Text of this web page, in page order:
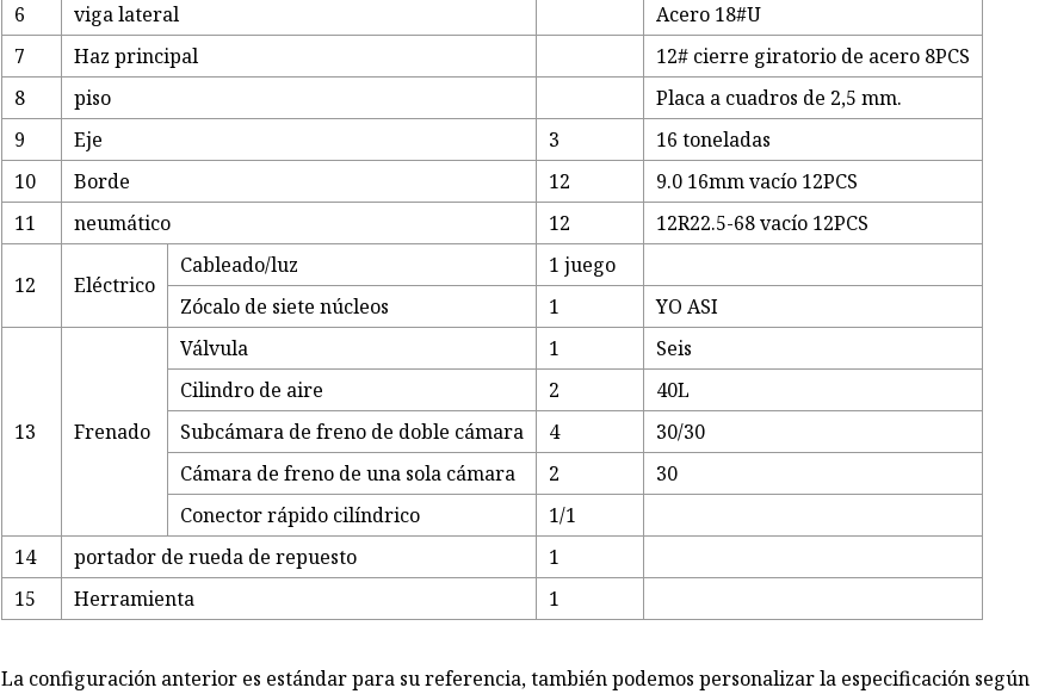
6
viga lateral
Acero 18#U
7
Haz principal
12# cierre giratorio de acero 8PCS
8
piso
Placa a cuadros de 2,5 mm.
9
Eje 3
16 toneladas
10
Borde 12
9.0 16mm vacío 12PCS
11
neumático 12 12R22.5-68 vacío 12PCS
12 Eléctrico
Cableado/luz
1 juego
Zócalo de siete núcleos
1 YO ASI
13 Frenado
Válvula 1
Seis
Cilindro de aire
2
40L
Subcámara de freno de doble cámara
4
30/30
Cámara de freno de una sola cámara
2
30
Conector rápido cilíndrico
1/1
14
portador de rueda de repuesto
1
15
Herramienta 1
La configuración anterior es estándar para su referencia, también podemos personalizar la especificación según